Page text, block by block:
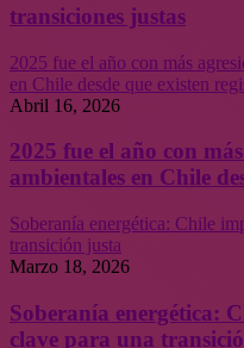
transiciones justas
2025 fue el año con más
en Chile desde que existen
Abril 16, 2026
2025 fue el año con
ambientales en Chile
Soberanía energética: Chile
transición justa
Marzo 18, 2026
Soberanía energética:
clave para una